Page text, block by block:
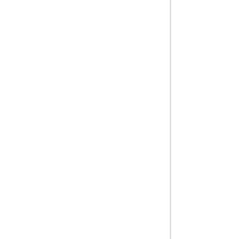
챗GPT로 음
스토리보드
홍보 음악과
알아두기·생